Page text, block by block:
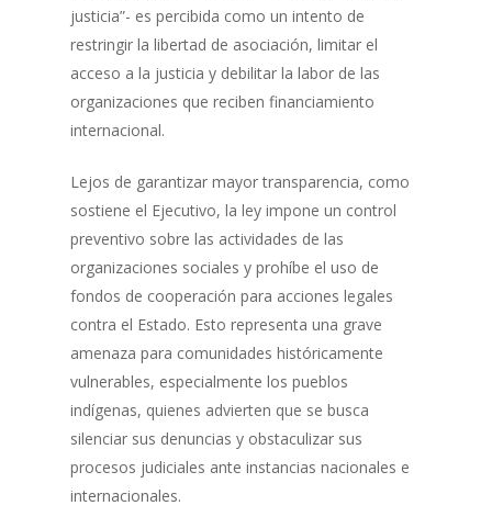
justicia”- es percibida como un intento de
restringir la libertad de asociación, limitar el
acceso a la justicia y debilitar la labor de las
organizaciones que reciben financiamiento
internacional.
Lejos de garantizar mayor transparencia, como
sostiene el Ejecutivo, la ley impone un control
preventivo sobre las actividades de las
organizaciones sociales y prohíbe el uso de
fondos de cooperación para acciones legales
contra el Estado. Esto representa una grave
amenaza para comunidades históricamente
vulnerables, especialmente los pueblos
indígenas, quienes advierten que se busca
silenciar sus denuncias y obstaculizar sus
procesos judiciales ante instancias nacionales e
internacionales.